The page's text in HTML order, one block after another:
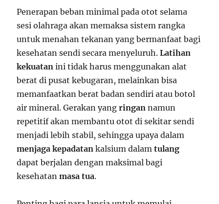
Penerapan beban minimal pada otot selama
sesi olahraga akan memaksa sistem rangka
untuk menahan tekanan yang bermanfaat bagi
kesehatan sendi secara menyeluruh.Latihan
kekuatan ini tidak harus menggunakan alat
berat di pusat kebugaran, melainkan bisa
memanfaatkan berat badan sendiri atau botol
air mineral. Gerakan yangringan namun
repetitif akan membantu otot di sekitar sendi
menjadi lebih stabil, sehingga upaya dalam
menjaga kepadatan kalsium dalamtulang
dapat berjalan dengan maksimal bagi
kesehatanmasa tua.